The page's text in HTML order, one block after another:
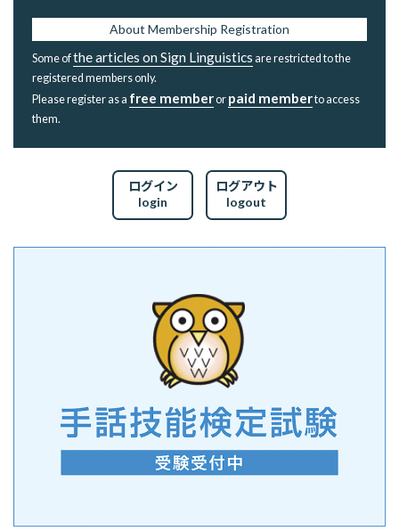
About Membership Registration
Some ofthe articles on Sign Linguistics are restricted to the
registered members only.
Please register as a free memberor paid memberto access
them.
ログイン
login
ログアウト
logout